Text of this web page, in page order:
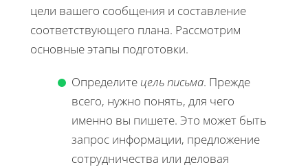
цели вашего сообщения и составление
соответствующего плана. Рассмотрим
основные этапы подготовки.
Определите цель письма. Прежде
всего, нужно понять, для чего
именно вы пишете. Это может быть
запрос информации, предложение
сотрудничества или деловая